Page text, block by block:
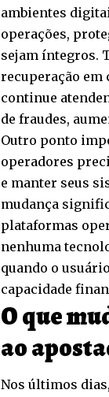
ambientes
operações,
sejam íntegros.
recuperação em
continue
de fraudes,
Outro ponto
operadores
e manter seus
mudança
plataformas
nenhuma
quando o
capacidade
O que
ao
Nos últimos